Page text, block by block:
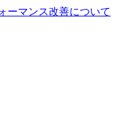
ーマンス改善について